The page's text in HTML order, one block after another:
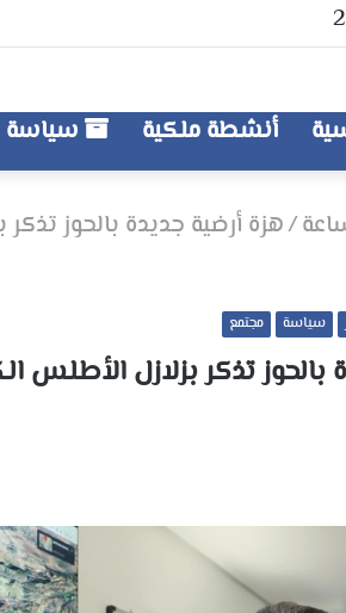
أنشطة ملكية سياسة
/هزة أرضية جديدة بالحوز
سياسة مجتمع
تذكر بزلازل الأطلس